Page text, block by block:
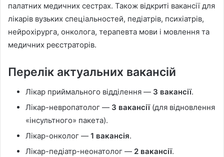
палатних медичних сестрах. Також відкриті вакансії для
лікарів вузьких спеціальностей, педіатрів, психіатрів,
нейрохірурга, онколога, терапевта мови і мовлення та
медичних реєстраторів.
Перелік актуальних вакансій
Лікар приймального відділення — 3 вакансії.
Лікар-невропатолог — 3 вакансії(для відновлення
«інсультного» пакета).
Лікар-онколог — 1 вакансія.
Лікар-педіатр-неонатолог — 2 вакансії.